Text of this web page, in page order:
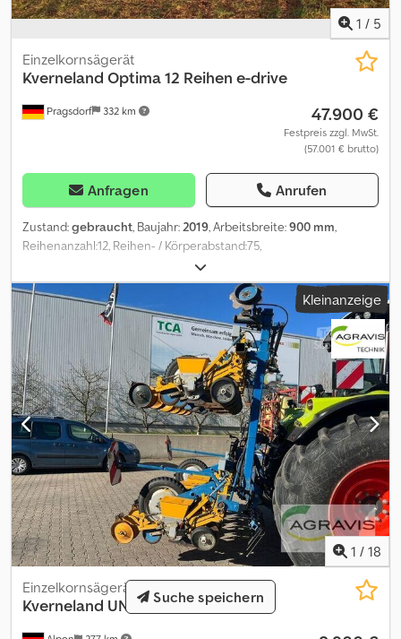
1 / 5
Pragsdorf 332 km
Einzelkornsägerät
Kverneland Optima 12 Reihen e-drive
47.900 €
Festpreis zzgl. MwSt.
(57.001 € brutto)
Anfragen Anrufen
Zustand:gebraucht, Baujahr: 2019, Arbeitsbreite:900 mm,
Reihenanzahl:12, Reihen- / Körperabstand:75,
Flächenleistung:8800, Reihenanzahl (12-reihig), Maisausrüstung,
Spuranreißer_____Isobus, Section Control,Lagerort:Kunde
Dcjdpszdgxgefx Ah Djk
Kleinanzeige
1 / 18
Einzelkornsägerät
Kverneland UNICORNSuche speichern